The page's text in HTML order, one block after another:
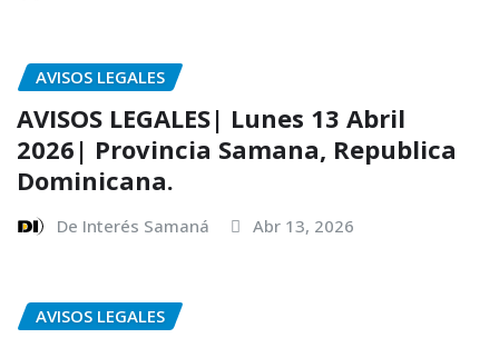
AVISOS LEGALES
AVISOS LEGALES| Lunes 13 Abril
2026| Provincia Samana, Republica
Dominicana.
De Interés Samaná Abr 13, 2026
AVISOS LEGALES